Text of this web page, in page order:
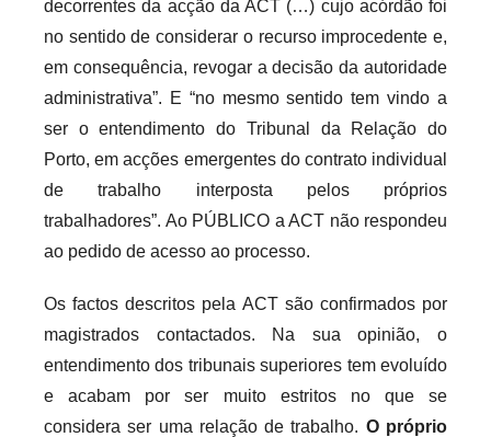
decorrentes da acção da ACT (…) cujo acórdão foi
no sentido de considerar o recurso improcedente e,
em consequência, revogar a decisão da autoridade
administrativa”. E “no mesmo sentido tem vindo a
ser o entendimento do Tribunal da Relação do
Porto, em acções emergentes do contrato individual
de trabalho interposta pelos próprios
trabalhadores”. Ao PÚBLICO a ACT não respondeu
ao pedido de acesso ao processo.
Os factos descritos pela ACT são confirmados por
magistrados contactados. Na sua opinião, o
entendimento dos tribunais superiores tem evoluído
e acabam por ser muito estritos no que se
considera ser uma relação de trabalho. O próprio